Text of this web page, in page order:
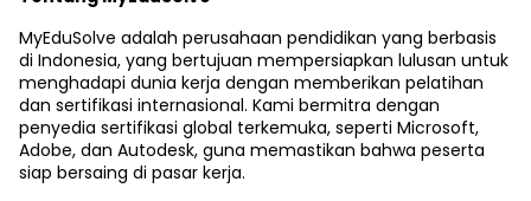
MyEduSolve adalah perusahaan pendidikan yang berbasis
di Indonesia, yang bertujuan mempersiapkan lulusan untuk
menghadapi dunia kerja dengan memberikan pelatihan
dan sertifikasi internasional. Kami bermitra dengan
penyedia sertifikasi global terkemuka, seperti Microsoft,
Adobe, dan Autodesk, guna memastikan bahwa peserta
siap bersaing di pasar kerja.